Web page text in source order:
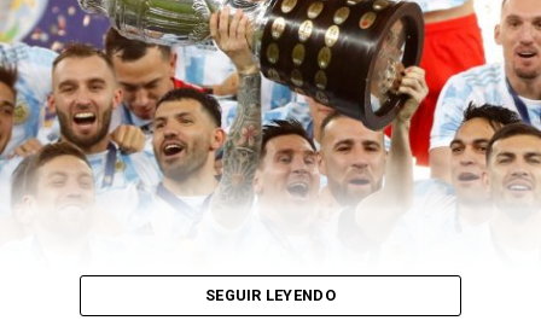
certamen y también el que más asistencias dio, obligó al
mercado futbolero tener que tazarlo en 18 millones de
euros de siete que valía anteriormente. Así también,
metiéndose entre los mejores seis colombianos más
costosos del mundo, un ranking liderado por Duván
Zapata en 33 millones de euros.
SEGUIR LEYENDO